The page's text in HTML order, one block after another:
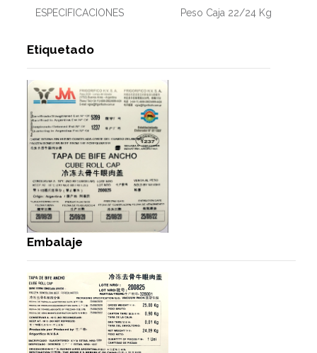
ESPECIFICACIONES Peso Caja 22/24 Kg
Etiquetado
Embalaje